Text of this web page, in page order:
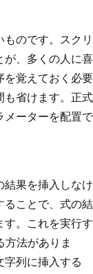
のです。スクリ
が、多くの人に喜
を覚えておく必要
も省けます。正式
メーターを配置で
結果を挿入しなけ
ることで、式の結
。これを実行す
法がありま
列に挿入する